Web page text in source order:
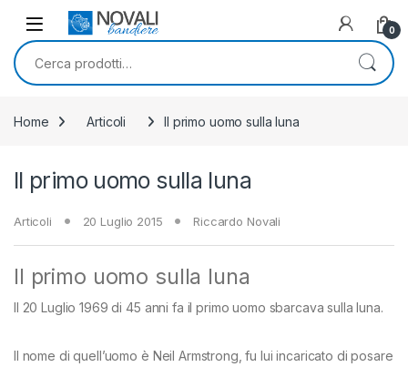
Skip to navigation
Skip to content
0
Cerca:
Home Articoli Il primo uomo sulla luna
Il primo uomo sulla luna
Articoli 20 Luglio 2015 Riccardo Novali
Il primo uomo sulla luna
Il 20 Luglio 1969 di 45 anni fa il primo uomo sbarcava sulla luna.
Il nome di quell’uomo è Neil Armstrong, fu lui incaricato di posare